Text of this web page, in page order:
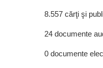
8.557 cărţi şi
24 documente
0 documente